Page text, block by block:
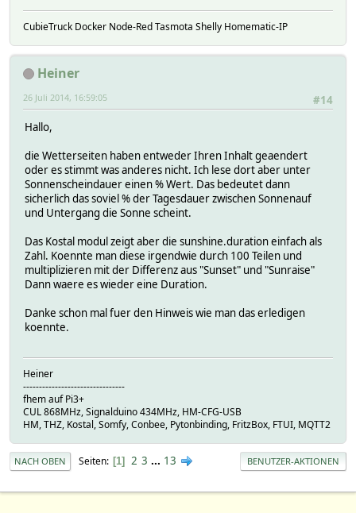
CubieTruck Docker Node-Red Tasmota Shelly Homematic-IP
Heiner
#14
26 Juli 2014, 16:59:05
Hallo,
die Wetterseiten haben entweder Ihren Inhalt geaendert
oder es stimmt was anderes nicht. Ich lese dort aber unter
Sonnenscheindauer einen % Wert. Das bedeutet dann
sicherlich das soviel % der Tagesdauer zwischen Sonnenauf
und Untergang die Sonne scheint.
Das Kostal modul zeigt aber die sunshine.duration einfach als
Zahl. Koennte man diese irgendwie durch 100 Teilen und
multiplizieren mit der Differenz aus "Sunset" und "Sunraise"
Dann waere es wieder eine Duration.
Danke schon mal fuer den Hinweis wie man das erledigen
koennte.
Heiner
--------------------------------
fhem auf Pi3+
CUL 868MHz, Signalduino 434MHz, HM-CFG-USB
HM, THZ, Kostal, Somfy, Conbee, Pytonbinding, FritzBox, FTUI, MQTT2
NACH OBEN Seiten 1 2 3 ... 13 BENUTZER-AKTIONEN